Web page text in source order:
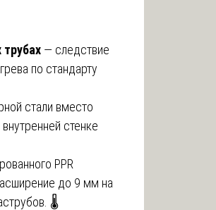
— следствие
по стандарту
стали вместо
стенке
PPR
до 9 мм на
🌡️